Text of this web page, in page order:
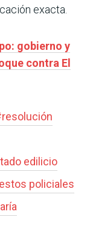
exacta.
gobierno y
contra El
resolución
edilicio
policiales